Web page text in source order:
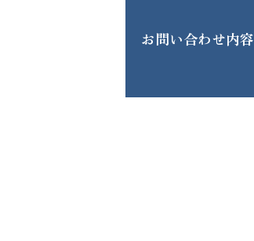
お問い合わせ内容